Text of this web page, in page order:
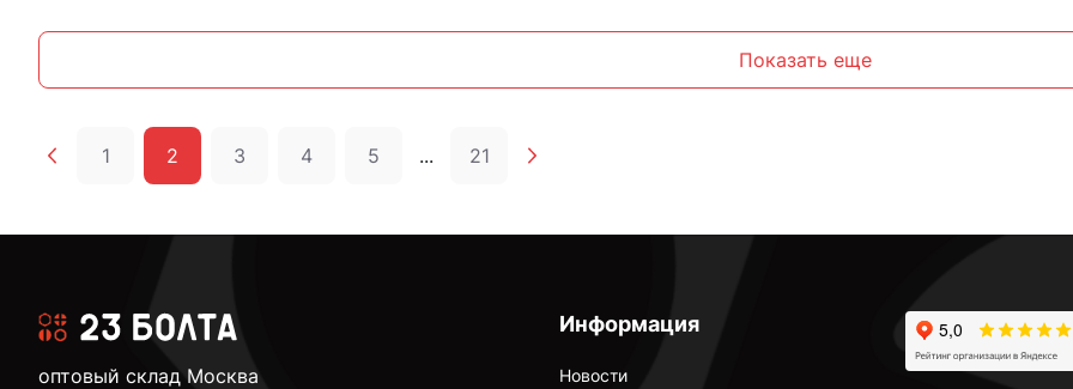
Показать еще
1 2 3 4 5 ... 21
Информация
Новости
оптовый склад Москва